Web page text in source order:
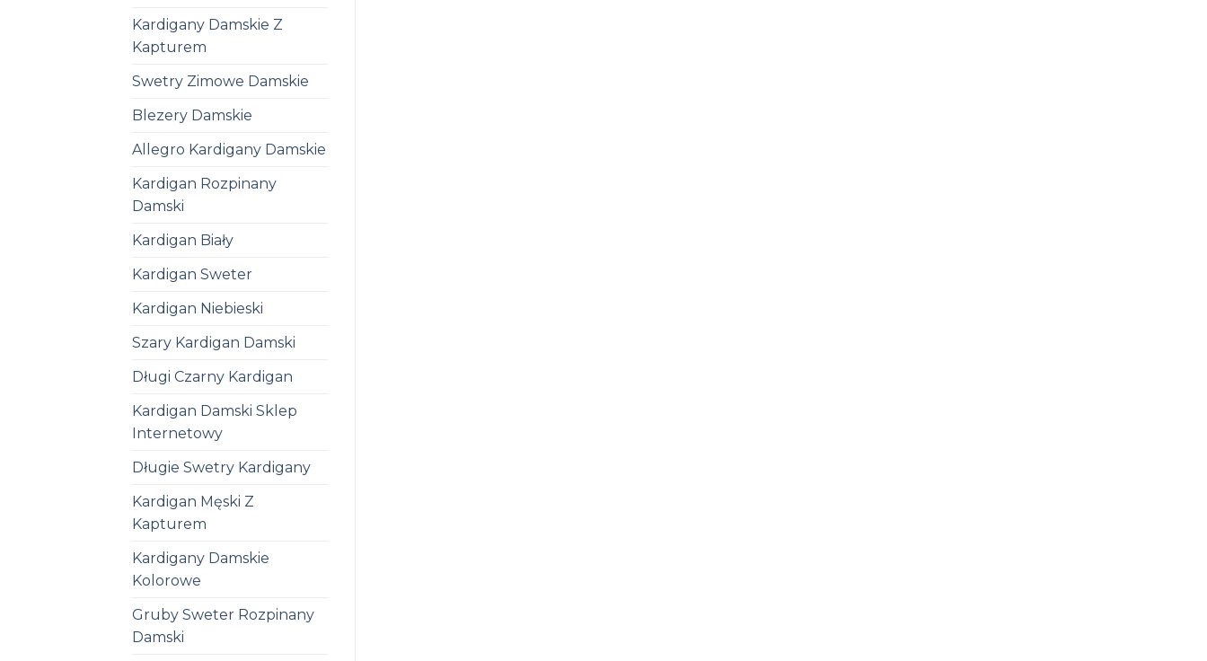
Kardigany Damskie Z
Kapturem
Swetry Zimowe Damskie
Blezery Damskie
Allegro Kardigany Damskie
Kardigan Rozpinany
Damski
Kardigan Biały
Kardigan Sweter
Kardigan Niebieski
Szary Kardigan Damski
Długi Czarny Kardigan
Kardigan Damski Sklep
Internetowy
Długie Swetry Kardigany
Kardigan Męski Z
Kapturem
Kardigany Damskie
Kolorowe
Gruby Sweter Rozpinany
Damski